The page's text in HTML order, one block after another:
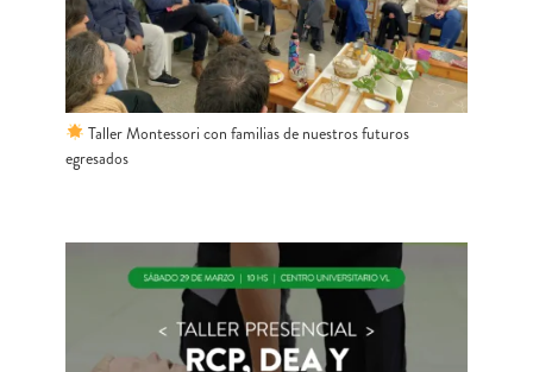
Taller Montessori con familias de nuestros futuros
egresados